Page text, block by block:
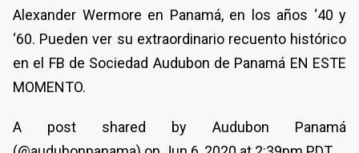
Alexander Wermore en Panamá, en los años ‘40 y
‘60. Pueden ver su extraordinario recuento histórico
en el FB de Sociedad Audubon de Panamá EN ESTE
MOMENTO.
A post shared by Audubon Panamá